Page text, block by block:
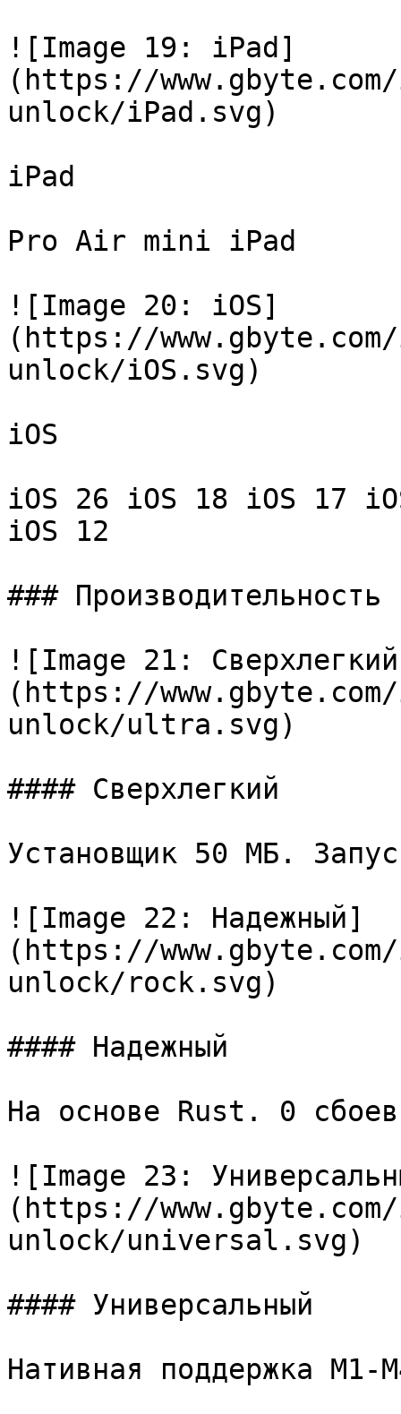
![Image 19: iPad]
(https://
unlock/iPad.svg)
iPad
Pro Air mini iPad
![Image 20: iOS]
(https://
unlock/iOS.svg)
iOS
iOS 26 iOS 18 iOS 17
iOS 12
### Производительность
![Image 21:
(https://
unlock/ultra.svg)
#### Сверхлегкий
Установщик 50 МБ.
![Image 22: Надежный]
(https://
unlock/rock.svg)
#### Надежный
На основе Rust. 0
![Image 23:
(https://
unlock/universal.svg)
#### Универсальный
Нативная поддержка